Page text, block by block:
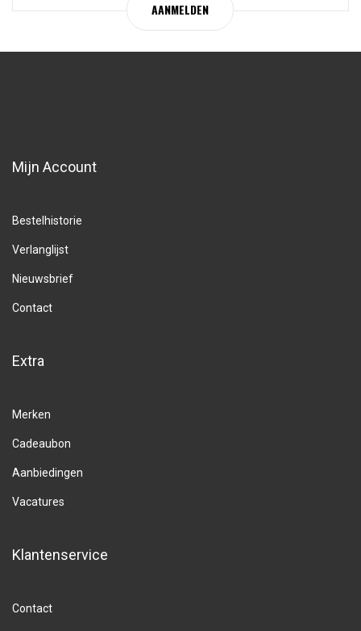
AANMELDEN
Mijn Account
Bestelhistorie
Verlanglijst
Nieuwsbrief
Contact
Extra
Merken
Cadeaubon
Aanbiedingen
Vacatures
Klantenservice
Contact